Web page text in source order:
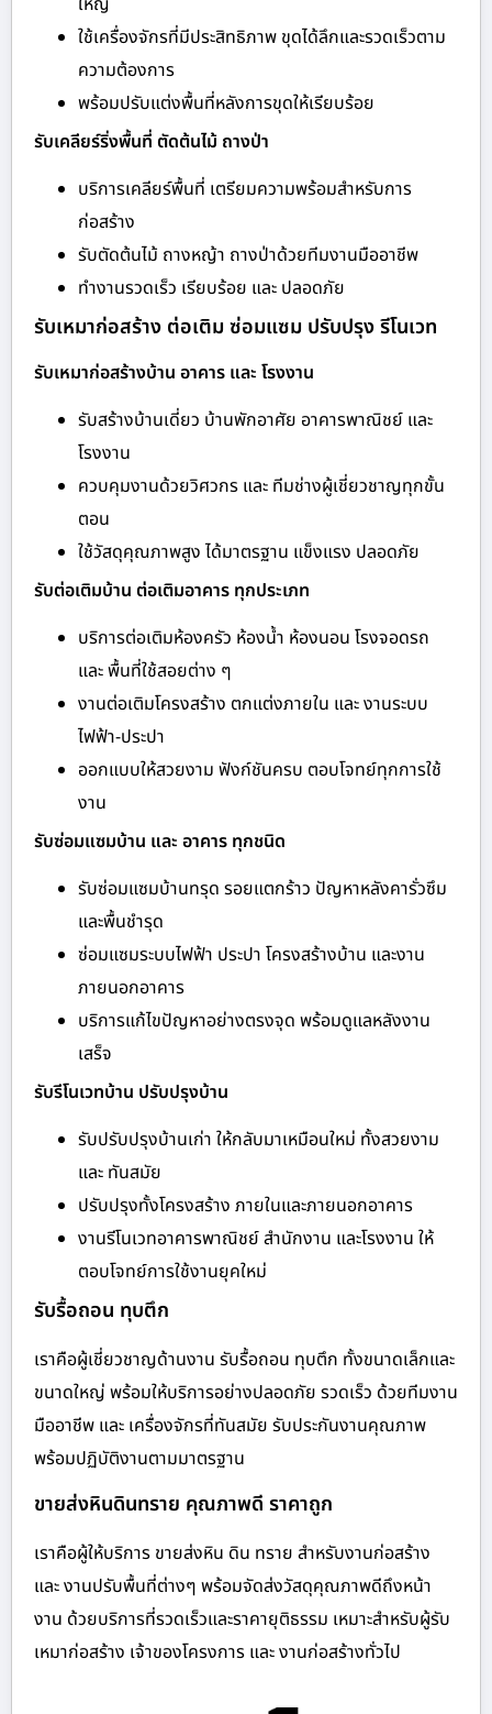
ใช้เครื่องจักรที่มีประสิทธิภาพ ขุดได้ลึกและรวดเร็วตาม
ความต้องการ
พร้อมปรับแต่งพื้นที่หลังการขุดให้เรียบร้อย
รับเคลียร์ริ่งพื้นที่ ตัดต้นไม้ ถางป่า
บริการเคลียร์พื้นที่ เตรียมความพร้อมสำหรับการ
ก่อสร้าง
รับตัดต้นไม้ ถางหญ้า ถางป่าด้วยทีมงานมืออาชีพ
ทำงานรวดเร็ว เรียบร้อย และ ปลอดภัย
รับเหมาก่อสร้าง ต่อเติม ซ่อมแซม ปรับปรุง รีโนเวท
รับเหมาก่อสร้างบ้าน อาคาร และ โรงงาน
รับสร้างบ้านเดี่ยว บ้านพักอาศัย อาคารพาณิชย์ และ
โรงงาน
ควบคุมงานด้วยวิศวกร และ ทีมช่างผู้เชี่ยวชาญทุกขั้น
ตอน
ใช้วัสดุคุณภาพสูง ได้มาตรฐาน แข็งแรง ปลอดภัย
รับต่อเติมบ้าน ต่อเติมอาคาร ทุกประเภท
บริการต่อเติมห้องครัว ห้องน้ำ ห้องนอน โรงจอดรถ
และ พื้นที่ใช้สอยต่าง ๆ
งานต่อเติมโครงสร้าง ตกแต่งภายใน และ งานระบบ
ไฟฟ้า-ประปา
ออกแบบให้สวยงาม ฟังก์ชันครบ ตอบโจทย์ทุกการใช้
งาน
รับซ่อมแซมบ้าน และ อาคาร ทุกชนิด
รับซ่อมแซมบ้านทรุด รอยแตกร้าว ปัญหาหลังคารั่วซึม
และพื้นชำรุด
ซ่อมแซมระบบไฟฟ้า ประปา โครงสร้างบ้าน และงาน
ภายนอกอาคาร
บริการแก้ไขปัญหาอย่างตรงจุด พร้อมดูแลหลังงาน
เสร็จ
รับรีโนเวทบ้าน ปรับปรุงบ้าน
รับปรับปรุงบ้านเก่า ให้กลับมาเหมือนใหม่ ทั้งสวยงาม
และ ทันสมัย
ปรับปรุงทั้งโครงสร้าง ภายในและภายนอกอาคาร
งานรีโนเวทอาคารพาณิชย์ สำนักงาน และโรงงาน ให้
ตอบโจทย์การใช้งานยุคใหม่
รับรื้อถอน ทุบตึก
เราคือผู้เชี่ยวชาญด้านงาน รับรื้อถอน ทุบตึก ทั้งขนาดเล็กและ
ขนาดใหญ่ พร้อมให้บริการอย่างปลอดภัย รวดเร็ว ด้วยทีมงาน
มืออาชีพ และ เครื่องจักรที่ทันสมัย รับประกันงานคุณภาพ
พร้อมปฏิบัติงานตามมาตรฐาน
ขายส่งหินดินทราย คุณภาพดี ราคาถูก
เราคือผู้ให้บริการ ขายส่งหิน ดิน ทราย สำหรับงานก่อสร้าง
และ งานปรับพื้นที่ต่างๆ พร้อมจัดส่งวัสดุคุณภาพดีถึงหน้า
งาน ด้วยบริการที่รวดเร็วและราคายุติธรรม เหมาะสำหรับผู้รับ
เหมาก่อสร้าง เจ้าของโครงการ และ งานก่อสร้างทั่วไป